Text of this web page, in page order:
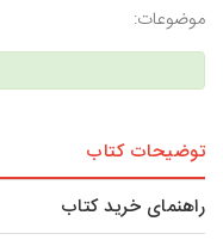
موضوعات:
توضیحات کتاب
راهنمای خرید کتاب